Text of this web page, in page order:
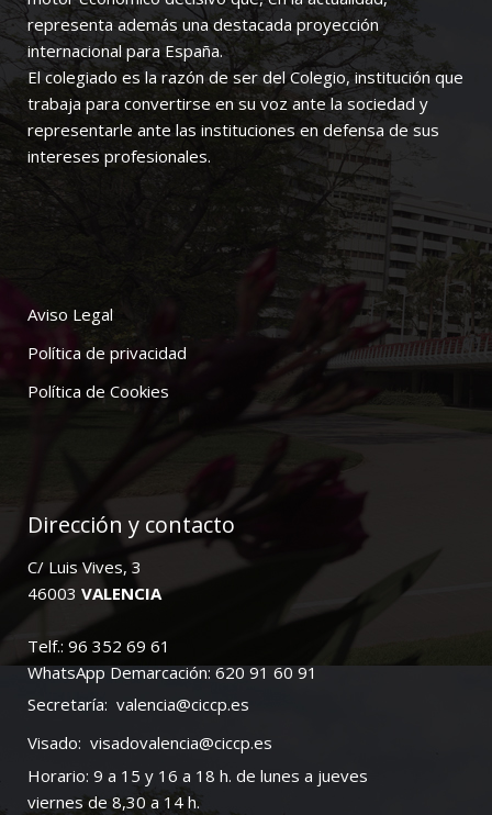
representa además una destacada proyección
internacional para España.
El colegiado es la razón de ser del Colegio, institución que
trabaja para convertirse en su voz ante la sociedad y
representarle ante las instituciones en defensa de sus
intereses profesionales.
Aviso Legal
Política de privacidad
Política de Cookies
Dirección y contacto
C/ Luis Vives, 3
46003 VALENCIA
Telf.: 96 352 69 61
WhatsApp Demarcación: 620 91 60 91
Secretaría: valencia@ciccp.es
Visado: visadovalencia@ciccp.es
Horario: 9 a 15 y 16 a 18 h. de lunes a jueves
viernes de 8,30 a 14 h.